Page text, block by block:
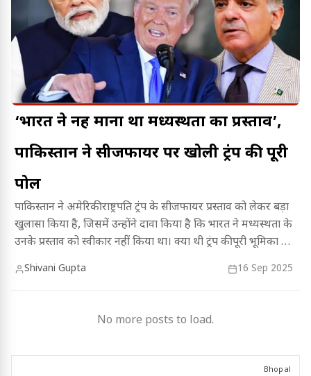
‘भारत ने नहीं माना था मध्यस्थता का प्रस्ताव’,
पाकिस्तान ने सीजफायर पर खोली ट्रंप की पूरी
पोल
पाकिस्तान ने अमेरिकी राष्ट्रपति ट्रंप के सीजफायर प्रस्ताव को लेकर बड़ा
खुलासा किया है, जिसमें उन्होंने दावा किया है कि भारत ने मध्यस्थता के
उनके प्रस्ताव को स्वीकार नहीं किया था। क्या थी ट्रंप की पूरी भूमिका और
Shivani Gupta 16 Sep 2025
No more posts to load.
Bhopal